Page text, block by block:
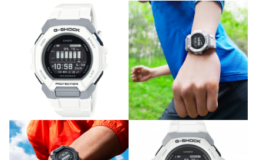
手机的电话、邮件和SNS通知。 电池寿命约为2年，高精细MIP显
示屏配备了自动高亮度LED照明。 以5mm间隔可调节的软聚氨酯表
带和可变式防护翼适合不同粗细的手腕。 这是一款从日常健康管理
到跑步耐力强化都能广泛使用的G-SHOCK。